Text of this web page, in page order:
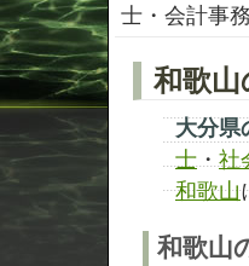
士・会計事
和歌
大分県
士 ・ 社
和歌山
和歌山